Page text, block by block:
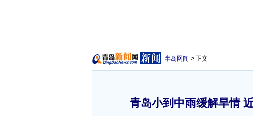
半岛网闻 > 正文
青岛小到中雨缓解旱情